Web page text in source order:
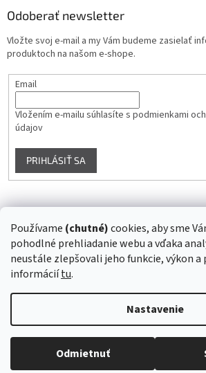
Používame (chutné)cookies, aby sme
pohodlné prehliadanie webu a vďaka
neustále zlepšovali jeho funkcie, výkon
informáciítu.
Nastavenie
Odmietnuť
Odoberať newsletter
Vložte svoj e-mail a my Vám budeme zasielať
produktoch na našom e-shope.
Email
Vložením e-mailu súhlasíte s podmienkami
údajov
PRIHLÁSIŤ SA
Sledovať na Instagrame
Copyright 2026Superstrava.sk - staráme
Všetky práva vyhradené.
Upraviť